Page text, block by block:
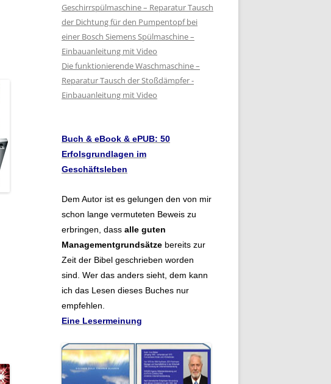
Geschirrspülmaschine – Reparatur Tausch
der Dichtung für den Pumpentopf bei
einer Bosch Siemens Spülmaschine –
Einbauanleitung mit Video
Die funktionierende Waschmaschine –
Reparatur Tausch der Stoßdämpfer -
Einbauanleitung mit Video
Buch & eBook & ePUB: 50
Erfolsgrundlagen im
Geschäftsleben
Dem Autor ist es gelungen den von mir
schon lange vermuteten Beweis zu
erbringen, dass alle guten
Managementgrundsätze bereits zur
Zeit der Bibel geschrieben worden
sind. Wer das anders sieht, dem kann
ich das Lesen dieses Buches nur
empfehlen.
Eine Lesermeinung